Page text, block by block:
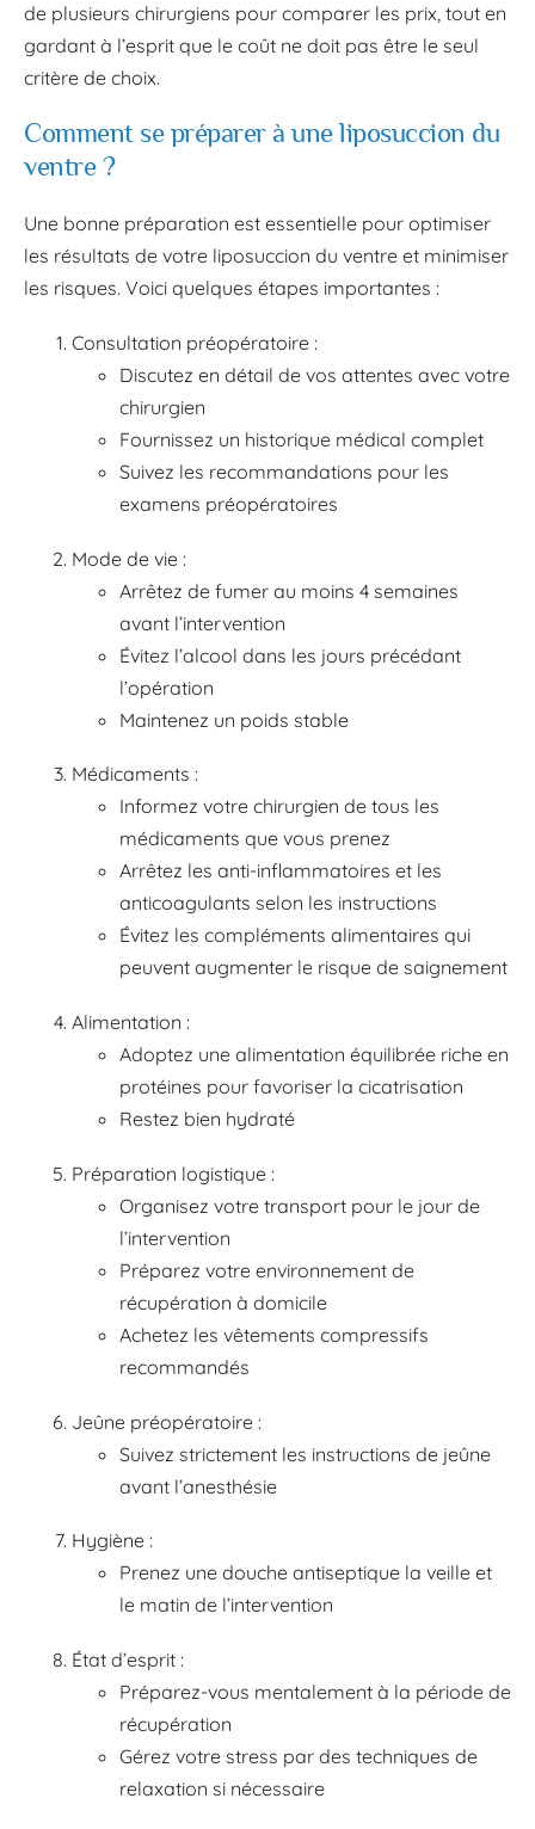
de plusieurs chirurgiens pour comparer les prix, tout en
gardant à l’esprit que le coût ne doit pas être le seul
critère de choix.
Comment se préparer à une liposuccion du
ventre ?
Une bonne préparation est essentielle pour optimiser
les résultats de votre liposuccion du ventre et minimiser
les risques. Voici quelques étapes importantes :
Consultation préopératoire :
Discutez en détail de vos attentes avec votre
chirurgien
Fournissez un historique médical complet
Suivez les recommandations pour les
examens préopératoires
Mode de vie :
Arrêtez de fumer au moins 4 semaines
avant l’intervention
Évitez l’alcool dans les jours précédant
l’opération
Maintenez un poids stable
Médicaments :
Informez votre chirurgien de tous les
médicaments que vous prenez
Arrêtez les anti-inflammatoires et les
anticoagulants selon les instructions
Évitez les compléments alimentaires qui
peuvent augmenter le risque de saignement
Alimentation :
Adoptez une alimentation équilibrée riche en
protéines pour favoriser la cicatrisation
Restez bien hydraté
Préparation logistique :
Organisez votre transport pour le jour de
l’intervention
Préparez votre environnement de
récupération à domicile
Achetez les vêtements compressifs
recommandés
Jeûne préopératoire :
Suivez strictement les instructions de jeûne
avant l’anesthésie
Hygiène :
Prenez une douche antiseptique la veille et
le matin de l’intervention
État d’esprit :
Préparez-vous mentalement à la période de
récupération
Gérez votre stress par des techniques de
relaxation si nécessaire